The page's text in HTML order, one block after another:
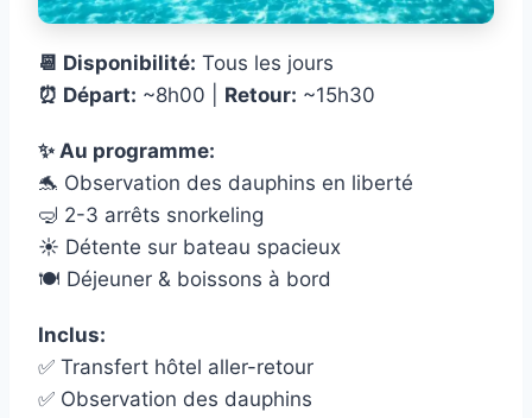
📆 Disponibilité: Tous les jours
⏰ Départ: ~8h00 | Retour: ~15h30
✨ Au programme:
🐬 Observation des dauphins en liberté
🤿 2-3 arrêts snorkeling
☀️ Détente sur bateau spacieux
🍽️ Déjeuner & boissons à bord
Inclus:
✅ Transfert hôtel aller-retour
✅ Observation des dauphins